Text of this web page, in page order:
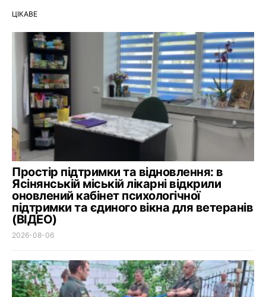
ЦІКАВЕ
Простір підтримки та відновлення: в
Ясінянській міській лікарні відкрили
оновлений кабінет психологічної
підтримки та єдиного вікна для ветеранів
(ВІДЕО)
2026-08-06